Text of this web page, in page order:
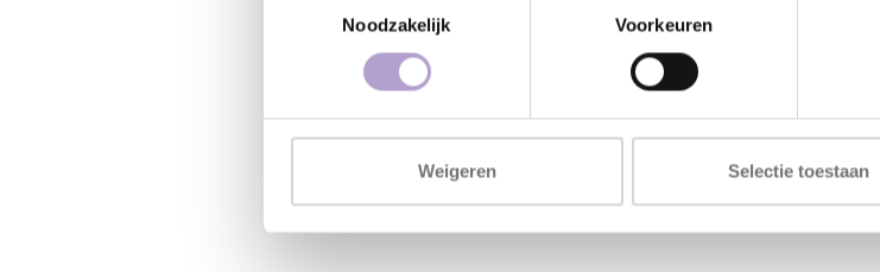
Noodzakelijk
Voorkeuren
Weigeren Selectie toestaan